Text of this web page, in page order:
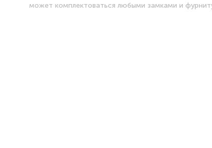
может комплектоваться любыми замками и